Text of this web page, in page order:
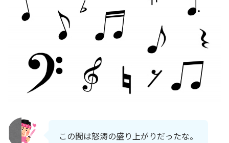
この間は怒涛の盛り上がりだったな。